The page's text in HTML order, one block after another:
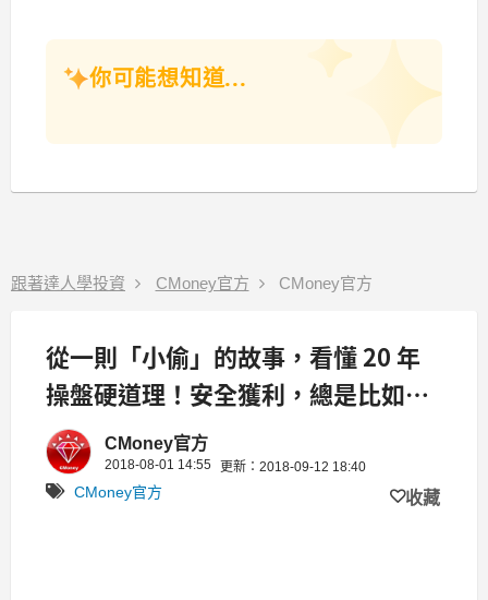
你可能想知道...
跟著達人學投資 CMoney官方 CMoney官方
從一則「小偷」的故事，看懂 20 年
操盤硬道理！安全獲利，總是比如何
進場，更加重要..
CMoney官方
2018-08-01 14:55 更新：2018-09-12 18:40
CMoney官方 收藏